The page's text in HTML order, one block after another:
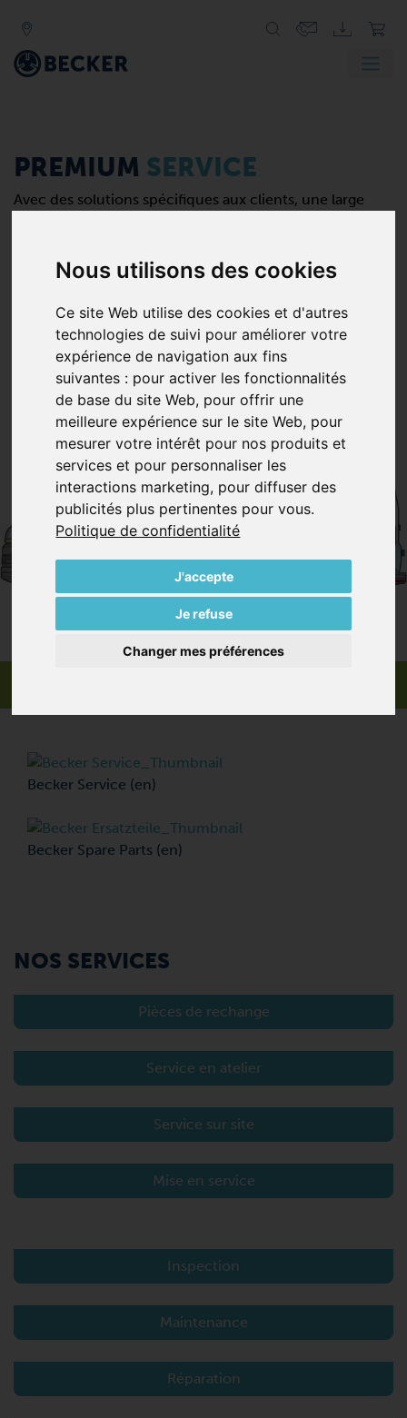
Nous utilisons des cookies
Ce site Web utilise des cookies et d'autres
technologies de suivi pour améliorer votre
expérience de navigation aux fins
suivantes : pour activer les fonctionnalités
de base du site Web, pour offrir une
meilleure expérience sur le site Web, pour
mesurer votre intérêt pour nos produits et
services et pour personnaliser les
interactions marketing, pour diffuser des
publicités plus pertinentes pour vous.
Politique de confidentialité
J'accepte
Je refuse
Changer mes préférences
PREMIUM SERVICE
Avec des solutions spécifiques aux clients, une large
augmente l'efficacité de vos systèmes, assure une
vos coûts de maintenance.
lire la suite
Comment pouvons-nous vous aider ?
Becker Service (en)
Becker Spare Parts (en)
NOS SERVICES
Pièces de rechange
Service en atelier
Service sur site
Mise en service
Inspection
Maintenance
Réparation